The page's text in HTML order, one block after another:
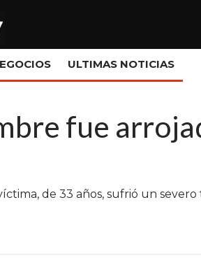
ULTIMAS NOTICIAS
fue
de 33 años, sufrió un